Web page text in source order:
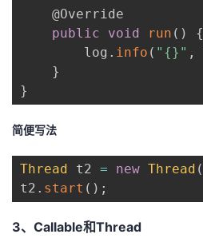
@Override
public
void run ( )
{
        log
. info ( "{}" ,
}
}
简便写法
Thread t2 = new Thread (
t2 . start ( ) ;
3、Callable和Thread